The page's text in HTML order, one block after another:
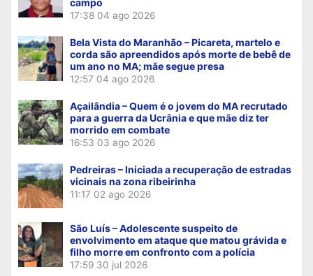
17:38 04 ago 2026
Bela Vista do Maranhão – Picareta, martelo e
corda são apreendidos após morte de bebê de
um ano no MA; mãe segue presa
12:57 04 ago 2026
Açailândia – Quem é o jovem do MA recrutado
para a guerra da Ucrânia e que mãe diz ter
morrido em combate
16:53 03 ago 2026
Pedreiras – Iniciada a recuperação de estradas
vicinais na zona ribeirinha
11:17 02 ago 2026
São Luís – Adolescente suspeito de
envolvimento em ataque que matou grávida e
filho morre em confronto com a polícia
17:59 30 jul 2026